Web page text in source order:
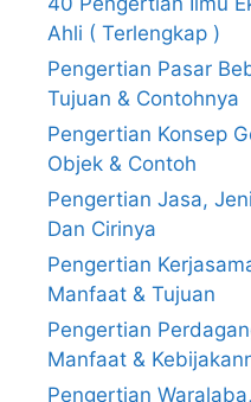
Ahli ( Terlengkap )
Pengertian Pasar
Tujuan & Contohnya
Pengertian Konsep
Objek & Contoh
Pengertian Jasa,
Dan Cirinya
Pengertian
Manfaat & Tujuan
Pengertian
Manfaat &
Pengertian